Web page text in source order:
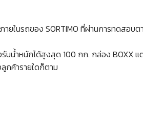
ยในรถของ SORTIMO ที่ผ่านการทดสอ
บน้ำหนักได้สูงสุด 100 กก. กล่อง BOXX
กค้ารายใดก็ตาม